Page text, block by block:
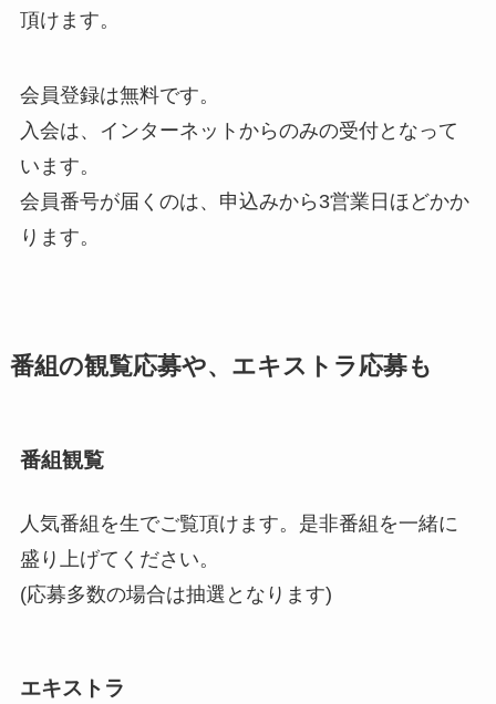
頂けます。
会員登録は無料です。
入会は、インターネットからのみの受付となって
います。
会員番号が届くのは、申込みから3営業日ほどかか
ります。
番組の観覧応募や、エキストラ応募も
番組観覧
人気番組を生でご覧頂けます。是非番組を一緒に
盛り上げてください。
(応募多数の場合は抽選となります)
エキストラ